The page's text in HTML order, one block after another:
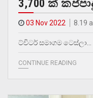
3,700 ක්
03 Nov 2022 8.19
ට්විටර් සමාගම ටෙස්ලා…
CONTINUE READING